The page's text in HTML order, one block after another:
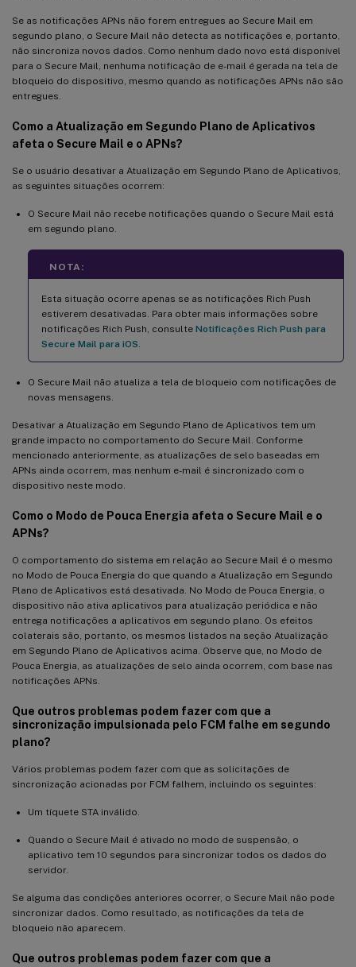
Se as notificações APNs não forem entregues ao Secure Mail em
segundo plano, o Secure Mail não detecta as notificações e, portanto,
não sincroniza novos dados. Como nenhum dado novo está disponível
para o Secure Mail, nenhuma notificação de e-mail é gerada na tela de
bloqueio do dispositivo, mesmo quando as notificações APNs não são
entregues.
Como a Atualização em Segundo Plano de Aplicativos
afeta o Secure Mail e o APNs?
Se o usuário desativar a Atualização em Segundo Plano de Aplicativos,
as seguintes situações ocorrem:
O Secure Mail não recebe notificações quando o Secure Mail está
em segundo plano.
NOTA:
Esta situação ocorre apenas se as notificações Rich Push
estiverem desativadas. Para obter mais informações sobre
notificações Rich Push, consulte Notificações Rich Push para
Secure Mail para iOS.
O Secure Mail não atualiza a tela de bloqueio com notificações de
novas mensagens.
Desativar a Atualização em Segundo Plano de Aplicativos tem um
grande impacto no comportamento do Secure Mail. Conforme
mencionado anteriormente, as atualizações de selo baseadas em
APNs ainda ocorrem, mas nenhum e-mail é sincronizado com o
dispositivo neste modo.
Como o Modo de Pouca Energia afeta o Secure Mail e o
APNs?
O comportamento do sistema em relação ao Secure Mail é o mesmo
no Modo de Pouca Energia do que quando a Atualização em Segundo
Plano de Aplicativos está desativada. No Modo de Pouca Energia, o
dispositivo não ativa aplicativos para atualização periódica e não
entrega notificações a aplicativos em segundo plano. Os efeitos
colaterais são, portanto, os mesmos listados na seção Atualização
em Segundo Plano de Aplicativos acima. Observe que, no Modo de
Pouca Energia, as atualizações de selo ainda ocorrem, com base nas
notificações APNs.
Que outros problemas podem fazer com que a
sincronização impulsionada pelo FCM falhe em segundo
plano?
Vários problemas podem fazer com que as solicitações de
sincronização acionadas por FCM falhem, incluindo os seguintes:
Um tíquete STA inválido.
Quando o Secure Mail é ativado no modo de suspensão, o
aplicativo tem 10 segundos para sincronizar todos os dados do
servidor.
Se alguma das condições anteriores ocorrer, o Secure Mail não pode
sincronizar dados. Como resultado, as notificações da tela de
bloqueio não aparecem.
Que outros problemas podem fazer com que a